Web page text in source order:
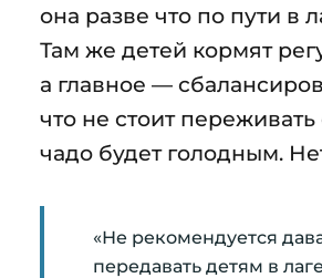
она разве что по пути в
Там же детей кормят
а главное —
что не стоит переживать
чадо будет голодным.
«Не рекомендуется
передавать детям в